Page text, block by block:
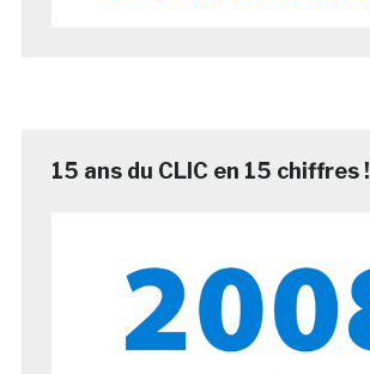
15 ans du CLIC en 15 chiffres !